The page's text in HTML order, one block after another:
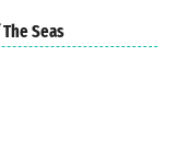
Seas